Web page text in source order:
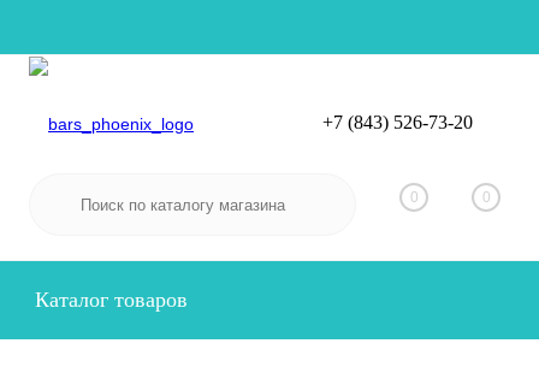
Вход
+7 (843) 526-73-20
0 0
Каталог товаров